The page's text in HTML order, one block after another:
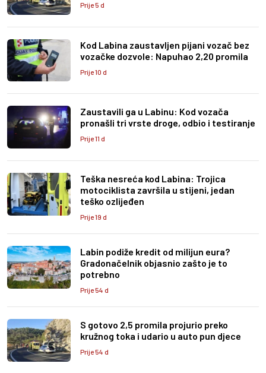
Prije 5 d
Kod Labina zaustavljen pijani vozač bez
vozačke dozvole: Napuhao 2,20 promila
Prije 10 d
Zaustavili ga u Labinu: Kod vozača
pronašli tri vrste droge, odbio i testiranje
Prije 11 d
Teška nesreća kod Labina: Trojica
motociklista završila u stijeni, jedan
teško ozlijeđen
Prije 19 d
Labin podiže kredit od milijun eura?
Gradonačelnik objasnio zašto je to
potrebno
Prije 54 d
S gotovo 2,5 promila projurio preko
kružnog toka i udario u auto pun djece
Prije 54 d